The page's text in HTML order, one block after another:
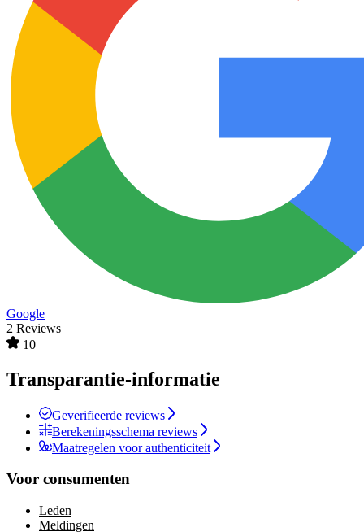
Google
2 Reviews
10
Transparantie-informatie
Geverifieerde reviews
Berekeningsschema reviews
Maatregelen voor authenticiteit
Voor consumenten
Leden
Meldingen